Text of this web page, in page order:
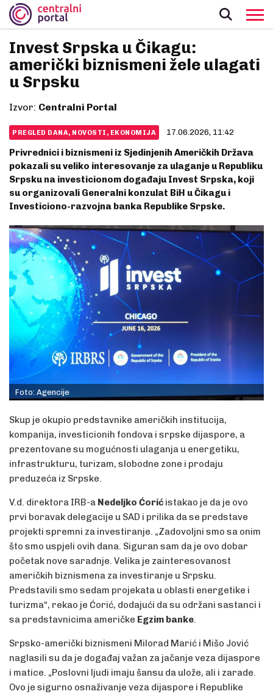
Invest Srpska u Čikagu:
američki biznismeni žele ulagati
u Srpsku
Izvor: Centralni Portal
PREGLED DANA, NOVOSTI, EKONOMIJA 17.06.2026, 11:42
Privrednici i biznismeni iz Sjedinjenih Američkih Država
pokazali su veliko interesovanje za ulaganje u Republiku
Srpsku na investicionom događaju Invest Srpska, koji
su organizovali Generalni konzulat BiH u Čikagu i
Investiciono-razvojna banka Republike Srpske.
Foto: Agencije
Skup je okupio predstavnike američkih institucija,
kompanija, investicionih fondova i srpske dijaspore, a
prezentovane su mogućnosti ulaganja u energetiku,
infrastrukturu, turizam, slobodne zone i prodaju
preduzeća iz Srpske.
V.d. direktora IRB-a Nedeljko Ćorić istakao je da je ovo
prvi boravak delegacije u SAD i prilika da se predstave
projekti spremni za investiranje. „Zadovoljni smo sa onim
što smo uspjeli ovih dana. Siguran sam da je ovo dobar
početak nove saradnje. Velika je zainteresovanost
američkih biznismena za investiranje u Srpsku.
Predstavili smo sedam projekata u oblasti energetike i
turizma“, rekao je Ćorić, dodajući da su održani sastanci i
sa predstavnicima američke Egzim banke.
Srpsko-američki biznismeni Milorad Marić i Mišo Jović
naglasili su da je događaj važan za jačanje veza dijaspore
i matice. „Poslovni ljudi imaju šansu da ulože, ali i zarade.
Ovo je sigurno osnaživanje veza dijaspore i Republike